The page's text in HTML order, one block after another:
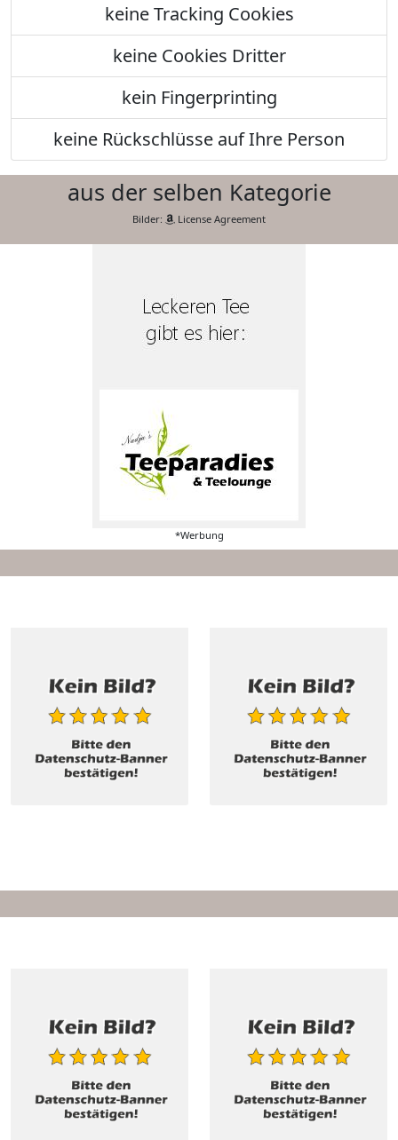
keine Tracking Cookies
keine Cookies Dritter
kein Fingerprinting
keine Rückschlüsse auf Ihre Person
aus der selben Kategorie
Bilder: License Agreement
*Werbung